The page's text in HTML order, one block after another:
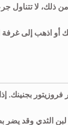
ذلك، لا تتناول
أو اذهب إلى
فروزيتور
لبن الثدي وقد يضر